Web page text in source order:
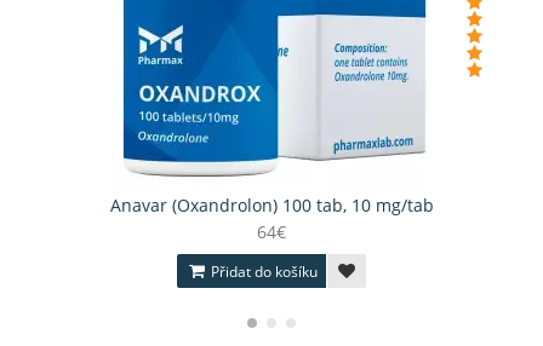
Anavar (Oxandrolon) 100 tab, 10 mg/tab
64€
Přidat do košíku